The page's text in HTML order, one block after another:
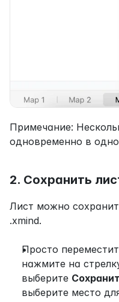
Примечание:
одновременно в
2. Сохранить
Лист можно
.xmind.
Просто
нажмите на
выберите
выберите место